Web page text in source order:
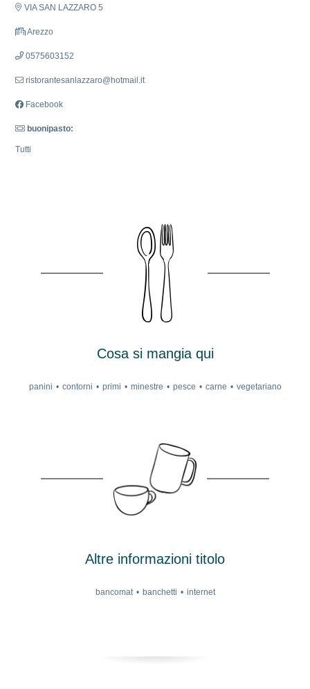
VIA SAN LAZZARO 5
Arezzo
0575603152
ristorantesanlazzaro@hotmail.it
Facebook
buonipasto:
Tutti
Cosa si mangia qui
panini contorni primi minestre pesce carne vegetariano
Altre informazioni titolo
bancomat banchetti internet